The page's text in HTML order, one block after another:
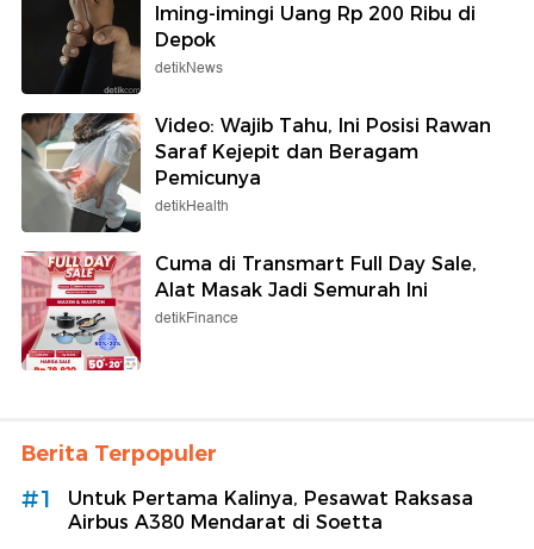
Iming-imingi Uang Rp 200 Ribu di
Depok
detikNews
Video: Wajib Tahu, Ini Posisi Rawan
Saraf Kejepit dan Beragam
Pemicunya
detikHealth
Cuma di Transmart Full Day Sale,
Alat Masak Jadi Semurah Ini
detikFinance
Berita Terpopuler
#1
Untuk Pertama Kalinya, Pesawat Raksasa
Airbus A380 Mendarat di Soetta